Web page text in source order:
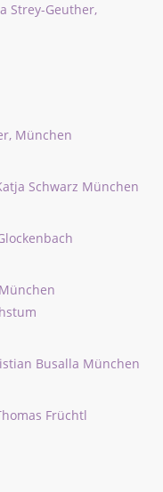
Strey-Geuther,
München
Schwarz München
Busalla München
Früchtl